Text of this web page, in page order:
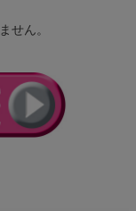
せん。